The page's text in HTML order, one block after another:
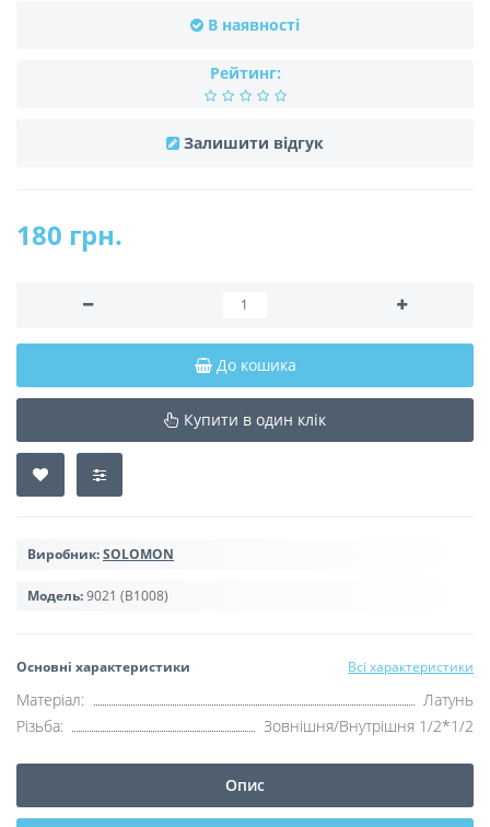
В наявності
Рейтинг:
Залишити відгук
180 грн.
До кошика
Купити в один клік
Виробник:SOLOMON
Модель:9021 (B1008)
Основні характеристики Всі характеристики
Матеріал:
Латунь
Різьба:
Зовнішня/Внутрішня 1/2*1/2
Опис